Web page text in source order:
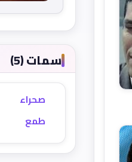
سمات (5)
صحراء
طمع